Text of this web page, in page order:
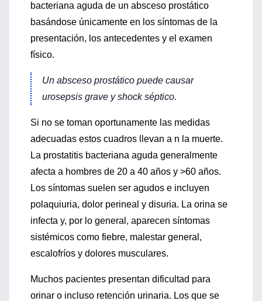
bacteriana aguda de un absceso prostático
basándose únicamente en los síntomas de la
presentación, los antecedentes y el examen
físico.
Un absceso prostático puede causar
urosepsis grave y shock séptico.
Si no se toman oportunamente las medidas
adecuadas estos cuadros llevan a n la muerte.
La prostatitis bacteriana aguda generalmente
afecta a hombres de 20 a 40 años y >60 años.
Los síntomas suelen ser agudos e incluyen
polaquiuria, dolor perineal y disuria. La orina se
infecta y, por lo general, aparecen síntomas
sistémicos como fiebre, malestar general,
escalofríos y dolores musculares.
Muchos pacientes presentan dificultad para
orinar o incluso retención urinaria. Los que se